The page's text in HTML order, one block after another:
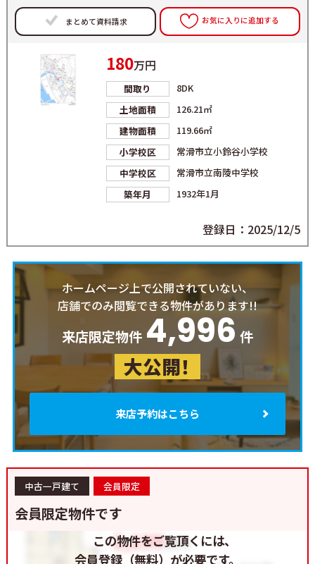
まとめて資料請求 お気に入りに追加する
180万円
間取り
8DK
土地面積
126.21㎡
建物面積
119.66㎡
小学校区
常滑市立小鈴谷小学校
中学校区
常滑市立南陵中学校
築年月
1932年1月
登録日：2025/12/5
ホームページ上で公開されていない、
店舗でのみ閲覧できる物件があります!!
来店限定物件 4,996 件
大公開！
来店予約はこちら
中古一戸建て 会員限定
会員限定物件です
この物件をご覧頂くには、
会員登録（無料）が必要です。